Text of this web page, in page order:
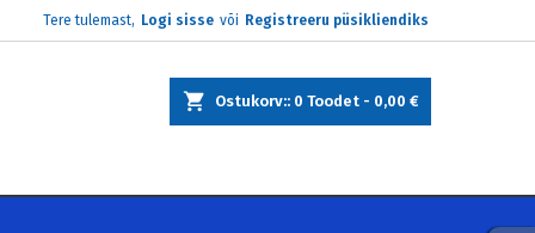
Tere tulemast, Logi sisse või Registreeru püsikliendiks
Ostukorv: 0 Toodet - 0,00 €